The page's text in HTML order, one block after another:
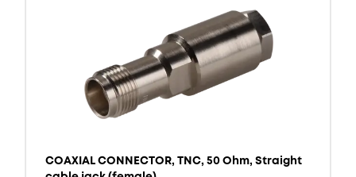
COAXIAL CONNECTOR, TNC, 50 Ohm, Straight